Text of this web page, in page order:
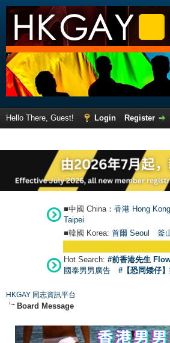
Hello There, Guest! Login
Register
■中國 China： 香港 Hong Kong
Taipei
■韓國 Korea: 首爾 Seoul 釜
Hot Search: #前香港先生
國泰男男廣告
#【恐同矮仔
HKGAY 同志資訊平台
Board Message